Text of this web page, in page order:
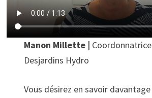
Manon Millette |
Desjardins Hydro
Vous désirez en savoir